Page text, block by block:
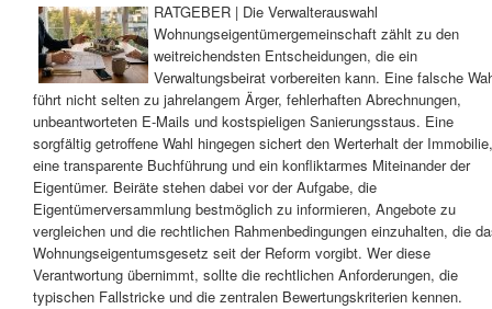
RATGEBER | Die Verwalterauswahl
Wohnungseigentümergemeinschaft zählt zu den
weitreichendsten Entscheidungen, die ein
Verwaltungsbeirat vorbereiten kann. Eine falsche
führt nicht selten zu jahrelangem Ärger, fehlerhaften Abrechnungen,
unbeantworteten E-Mails und kostspieligen Sanierungsstaus. Eine
sorgfältig getroffene Wahl hingegen sichert den Werterhalt der Immobilie,
eine transparente Buchführung und ein konfliktarmes Miteinander der
Eigentümer. Beiräte stehen dabei vor der Aufgabe, die
Eigentümerversammlung bestmöglich zu informieren, Angebote zu
vergleichen und die rechtlichen Rahmenbedingungen einzuhalten, die
Wohnungseigentumsgesetz seit der Reform vorgibt. Wer diese
Verantwortung übernimmt, sollte die rechtlichen Anforderungen, die
typischen Fallstricke und die zentralen Bewertungskriterien kennen.